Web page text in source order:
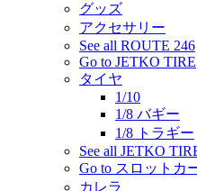
グッズ
アクセサリー
See all ROUTE 246
Go to JETKO TIRE
タイヤ
1/10
1/8 バギー
1/8 トラギー
See all JETKO
Go to スロットカ
カレラ